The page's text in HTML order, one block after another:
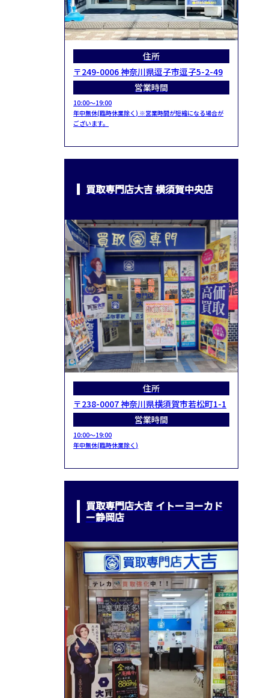
住所
〒249-0006 神奈川県逗子市逗子5-2-49
営業時間
10:00～19:00
年中無休(臨時休業除く) ※営業時間が短縮になる場合が
ございます。
買取専門店大吉 横須賀中央店
住所
〒238-0007 神奈川県横須賀市若松町1-1
営業時間
10:00～19:00
年中無休(臨時休業除く)
買取専門店大吉 イトーヨーカド
ー静岡店